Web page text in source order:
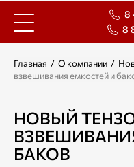
8
8
Главная / О компании /
взвешивания емкостей и
НОВЫЙ
БАКОВ